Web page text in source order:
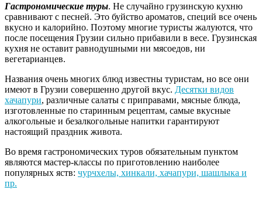
Гастрономические туры. Не случайно грузинскую кухню
сравнивают с песней. Это буйство ароматов, специй все очень
вкусно и калорийно. Поэтому многие туристы жалуются, что
после посещения Грузии сильно прибавили в весе. Грузинская
кухня не оставит равнодушными ни мясоедов, ни
вегетарианцев.
Названия очень многих блюд известны туристам, но все они
имеют в Грузии совершенно другой вкус. Десятки видов
хачапури, различные салаты с приправами, мясные блюда,
изготовленные по старинным рецептам, самые вкусные
алкогольные и безалкогольные напитки гарантируют
настоящий праздник живота.
Во время гастрономических туров обязательным пунктом
являются мастер-классы по приготовлению наиболее
популярных яств: чурчхелы, хинкали, хачапури, шашлыка и
пр.